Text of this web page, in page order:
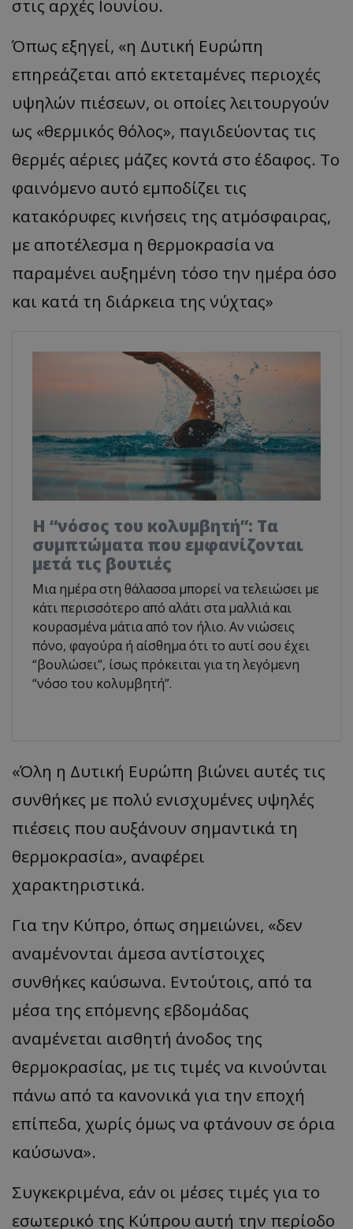
στις αρχές Ιουνίου.
Όπως εξηγεί, «η Δυτική Ευρώπη
επηρεάζεται από εκτεταμένες περιοχές
υψηλών πιέσεων, οι οποίες λειτουργούν
ως «θερμικός θόλος», παγιδεύοντας τις
θερμές αέριες μάζες κοντά στο έδαφος. Το
φαινόμενο αυτό εμποδίζει τις
κατακόρυφες κινήσεις της ατμόσφαιρας,
με αποτέλεσμα η θερμοκρασία να
παραμένει αυξημένη τόσο την ημέρα όσο
και κατά τη διάρκεια της νύχτας»
Η “νόσος του κολυμβητή”: Τα
συμπτώματα που εμφανίζονται
μετά τις βουτιές
Μια ημέρα στη θάλασσα μπορεί να τελειώσει με
κάτι περισσότερο από αλάτι στα μαλλιά και
κουρασμένα μάτια από τον ήλιο. Αν νιώσεις
πόνο, φαγούρα ή αίσθημα ότι το αυτί σου έχει
“βουλώσει”, ίσως πρόκειται για τη λεγόμενη
“νόσο του κολυμβητή”.
«Όλη η Δυτική Ευρώπη βιώνει αυτές τις
συνθήκες με πολύ ενισχυμένες υψηλές
πιέσεις που αυξάνουν σημαντικά τη
θερμοκρασία», αναφέρει
χαρακτηριστικά.
Για την Κύπρο, όπως σημειώνει, «δεν
αναμένονται άμεσα αντίστοιχες
συνθήκες καύσωνα. Εντούτοις, από τα
μέσα της επόμενης εβδομάδας
αναμένεται αισθητή άνοδος της
θερμοκρασίας, με τις τιμές να κινούνται
πάνω από τα κανονικά για την εποχή
επίπεδα, χωρίς όμως να φτάνουν σε όρια
καύσωνα».
Συγκεκριμένα, εάν οι μέσες τιμές για το
εσωτερικό της Κύπρου αυτή την περίοδο